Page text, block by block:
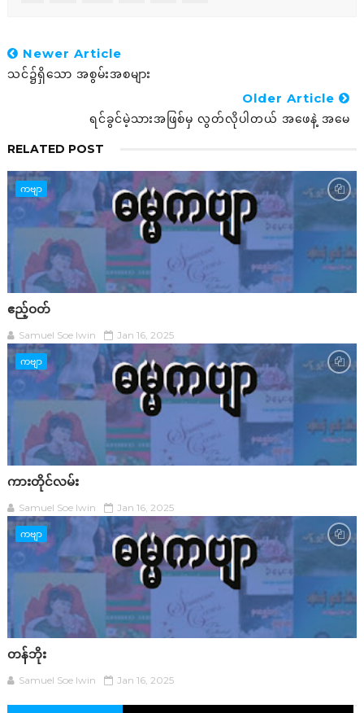
Newer Article
သင်၌ရှိသော အစွမ်းအစများ
Older Article
ရင်ခွင်မဲ့သားအဖြစ်မှ လွတ်လိုပါတယ် အဖေနဲ့ အမေ
RELATED POST
ကဗျာ
ဧည့်ဝတ်
Samuel Soe lwin Jan 16, 2025
ကဗျာ
ကားတိုင်လမ်း
Samuel Soe lwin Jan 16, 2025
ကဗျာ
တန်ဘိုး
Samuel Soe lwin Jan 16, 2025